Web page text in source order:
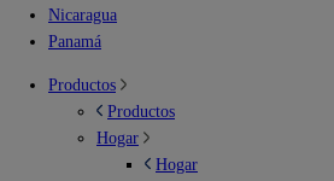
Nicaragua
Panamá
Productos
Productos
Hogar
Hogar